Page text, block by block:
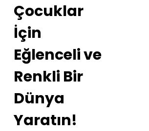
Çocuklar
İçin
Eğlenceli ve
Renkli Bir
Dünya
Yaratın!